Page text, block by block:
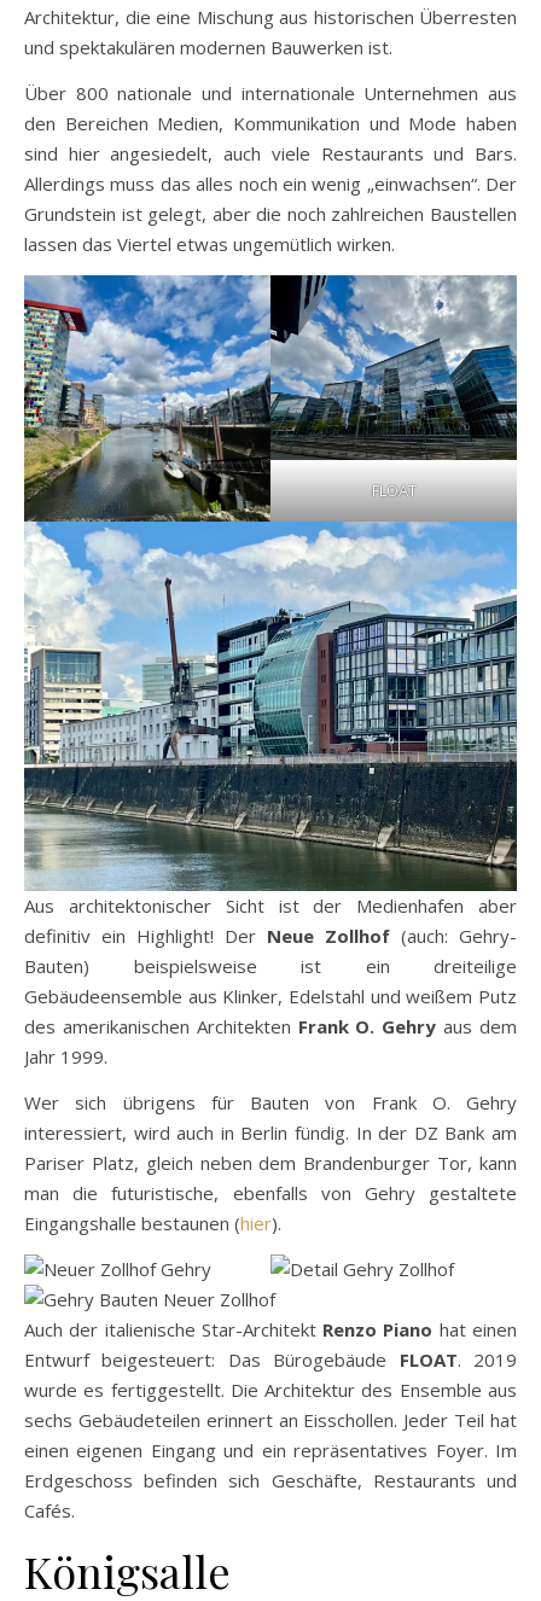
Architektur, die eine Mischung aus historischen Überresten
und spektakulären modernen Bauwerken ist.
Über 800 nationale und internationale Unternehmen aus
den Bereichen Medien, Kommunikation und Mode haben
sind hier angesiedelt, auch viele Restaurants und Bars.
Allerdings muss das alles noch ein wenig „einwachsen“. Der
Grundstein ist gelegt, aber die noch zahlreichen Baustellen
lassen das Viertel etwas ungemütlich wirken.
FLOAT
Aus architektonischer Sicht ist der Medienhafen aber
definitiv ein Highlight! Der Neue Zollhof (auch: Gehry-
Bauten) beispielsweise ist ein dreiteilige
Gebäudeensemble aus Klinker, Edelstahl und weißem Putz
des amerikanischen Architekten Frank O. Gehry aus dem
Jahr 1999.
Wer sich übrigens für Bauten von Frank O. Gehry
interessiert, wird auch in Berlin fündig. In der DZ Bank am
Pariser Platz, gleich neben dem Brandenburger Tor, kann
man die futuristische, ebenfalls von Gehry gestaltete
Eingangshalle bestaunen (hier).
Auch der italienische Star-Architekt Renzo Piano hat einen
Entwurf beigesteuert: Das Bürogebäude FLOAT. 2019
wurde es fertiggestellt. Die Architektur des Ensemble aus
sechs Gebäudeteilen erinnert an Eisschollen. Jeder Teil hat
einen eigenen Eingang und ein repräsentatives Foyer. Im
Erdgeschoss befinden sich Geschäfte, Restaurants und
Cafés.
Königsalle